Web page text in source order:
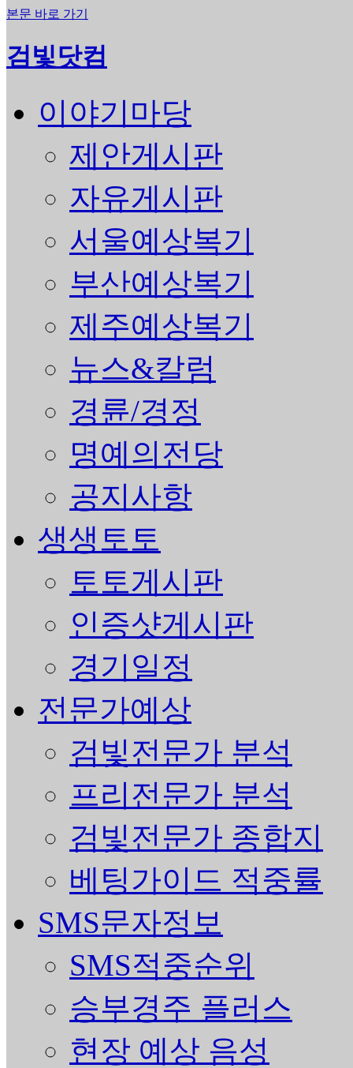
본문 바로 가기
검빛닷컴
이야기마당
제안게시판
자유게시판
서울예상복기
부산예상복기
제주예상복기
뉴스&칼럼
경륜/경정
명예의전당
공지사항
생생토토
토토게시판
인증샷게시판
경기일정
전문가예상
검빛전문가 분석
프리전문가 분석
검빛전문가 종합지
베팅가이드 적중률
SMS문자정보
SMS적중순위
승부경주 플러스
현장 예상 음성